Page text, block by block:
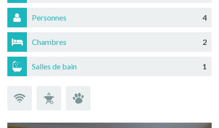
Personnes 4
Chambres 2
Salles de bain 1